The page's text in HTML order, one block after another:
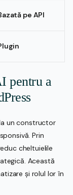
pe API
pentru a
un constructor
Prin
cheltuielile
Această
și rolul lor în